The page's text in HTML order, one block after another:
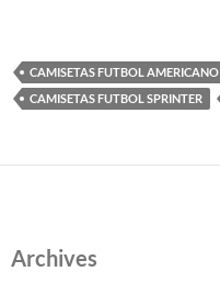
CAMISETAS FUTBOL
CAMISETAS FUTBOL SPRINTER
Archives